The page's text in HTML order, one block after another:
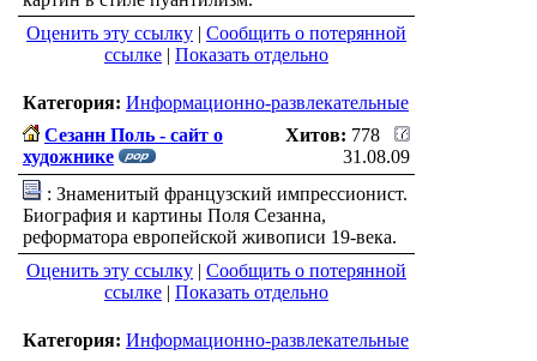
Оценить эту ссылку | Сообщить о потерянной
ссылке | Показать отдельно
Категория: Информационно-развлекательные
Сезанн Поль - сайт о
художнике
Хитов: 778
31.08.09
: Знаменитый французский импрессионист.
Биография и картины Поля Сезанна,
реформатора европейской живописи 19-века.
Оценить эту ссылку | Сообщить о потерянной
ссылке | Показать отдельно
Категория: Информационно-развлекательные